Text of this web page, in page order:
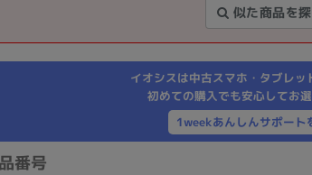
似た商品を
イオシスは中古スマホ・タブレッ
初めての購入でも安心してお
1weekあんしんサポート
番号
Apple
Asus HP
ドライブ